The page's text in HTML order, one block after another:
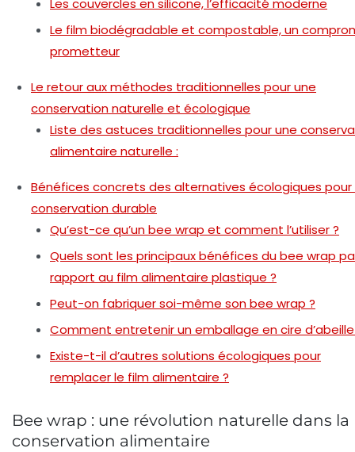
Les couvercles en silicone, l’efficacité moderne
Le film biodégradable et compostable, un
prometteur
Le retour aux méthodes traditionnelles pour une
conservation naturelle et écologique
Liste des astuces traditionnelles pour une
alimentaire naturelle :
Bénéfices concrets des alternatives écologiques pour
conservation durable
Qu’est-ce qu’un bee wrap et comment l’utiliser ?
Quels sont les principaux bénéfices du bee wrap
rapport au film alimentaire plastique ?
Peut-on fabriquer soi-même son bee wrap ?
Comment entretenir un emballage en cire
Existe-t-il d’autres solutions écologiques pour
remplacer le film alimentaire ?
Bee wrap : une révolution naturelle dans la
conservation alimentaire